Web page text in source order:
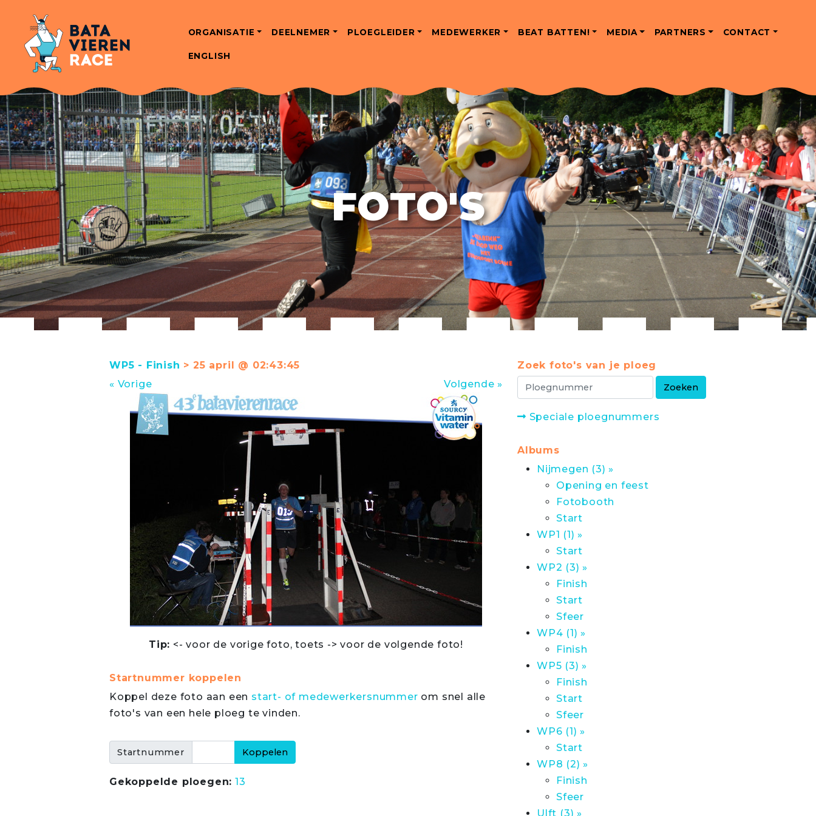
ORGANISATIE DEELNEMER PLOEGLEIDER MEDEWERKER BEAT BATTEN! MEDIA PARTNERS CONTACT
ENGLISH
FOTO'S
WP5 - Finish > 25 april @ 02:43:45
« Vorige
Volgende »
Tip: <- voor de vorige foto, toets -> voor de volgende foto!
Startnummer koppelen
Koppel deze foto aan een start- of medewerkersnummer om snel alle
foto's van een hele ploeg te vinden.
Startnummer
Gekoppelde ploegen: 13
Zoek foto's van je ploeg
Speciale ploegnummers
Albums
Nijmegen (3) »
Opening en feest
Fotobooth
Start
WP1 (1) »
Start
WP2 (3) »
Finish
Start
Sfeer
WP4 (1) »
Finish
WP5 (3) »
Finish
Start
Sfeer
WP6 (1) »
Start
WP8 (2) »
Finish
Sfeer
Ulft (3) »